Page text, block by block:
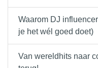
Waarom DJ
je het wél goed doet)
Van wereldhits naar